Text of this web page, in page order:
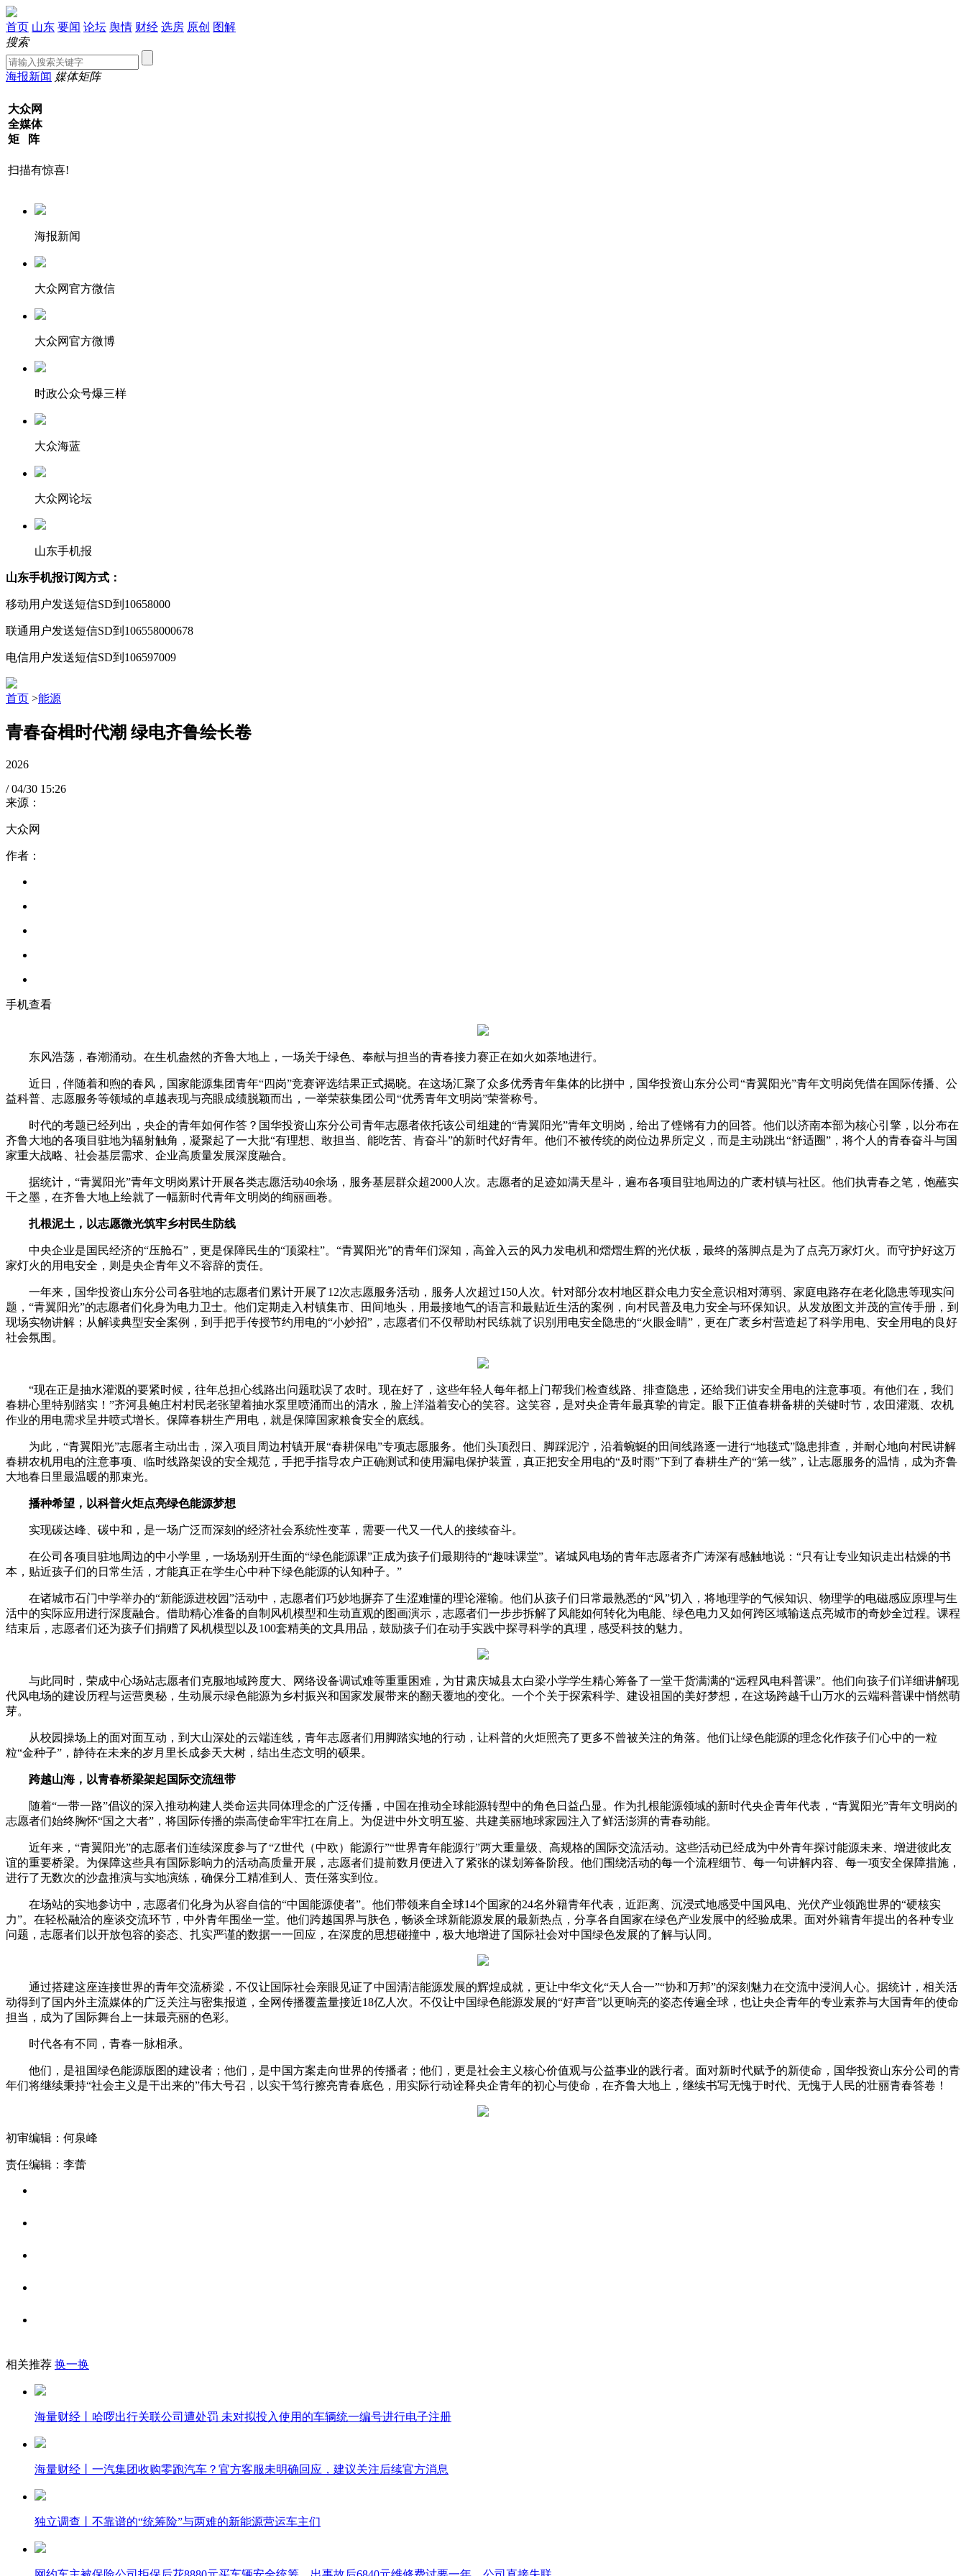
首页 山东 要闻 论坛 舆情 财经 选房 原创 图解
搜索
海报新闻 媒体矩阵
大众网
全媒体
矩 阵
扫描有惊喜!
海报新闻
大众网官方微信
大众网官方微博
时政公众号爆三样
大众海蓝
大众网论坛
山东手机报
山东手机报订阅方式：
移动用户发送短信SD到10658000
联通用户发送短信SD到106558000678
电信用户发送短信SD到106597009
首页 >能源
青春奋楫时代潮 绿电齐鲁绘长卷
2026
/ 04/30 15:26
来源：
大众网
作者：
手机查看
东风浩荡，春潮涌动。在生机盎然的齐鲁大地上，一场关于绿色、奉献与担当的青春接力赛正在如火如荼地进行。
近日，伴随着和煦的春风，国家能源集团青年“四岗”竞赛评选结果正式揭晓。在这场汇聚了众多优秀青年集体的比拼中，国华投资山东分公司“青翼阳光”青年文明岗凭借在国际传播、公
益科普、志愿服务等领域的卓越表现与亮眼成绩脱颖而出，一举荣获集团公司“优秀青年文明岗”荣誉称号。
时代的考题已经列出，央企的青年如何作答？国华投资山东分公司青年志愿者依托该公司组建的“青翼阳光”青年文明岗，给出了铿锵有力的回答。他们以济南本部为核心引擎，以分布在
齐鲁大地的各项目驻地为辐射触角，凝聚起了一大批“有理想、敢担当、能吃苦、肯奋斗”的新时代好青年。他们不被传统的岗位边界所定义，而是主动跳出“舒适圈”，将个人的青春奋斗与国
家重大战略、社会基层需求、企业高质量发展深度融合。
据统计，“青翼阳光”青年文明岗累计开展各类志愿活动40余场，服务基层群众超2000人次。志愿者的足迹如满天星斗，遍布各项目驻地周边的广袤村镇与社区。他们执青春之笔，饱蘸实
干之墨，在齐鲁大地上绘就了一幅新时代青年文明岗的绚丽画卷。
扎根泥土，以志愿微光筑牢乡村民生防线
中央企业是国民经济的“压舱石”，更是保障民生的“顶梁柱”。“青翼阳光”的青年们深知，高耸入云的风力发电机和熠熠生辉的光伏板，最终的落脚点是为了点亮万家灯火。而守护好这万
家灯火的用电安全，则是央企青年义不容辞的责任。
一年来，国华投资山东分公司各驻地的志愿者们累计开展了12次志愿服务活动，服务人次超过150人次。针对部分农村地区群众电力安全意识相对薄弱、家庭电路存在老化隐患等现实问
题，“青翼阳光”的志愿者们化身为电力卫士。他们定期走入村镇集市、田间地头，用最接地气的语言和最贴近生活的案例，向村民普及电力安全与环保知识。从发放图文并茂的宣传手册，到
现场实物讲解；从解读典型安全案例，到手把手传授节约用电的“小妙招”，志愿者们不仅帮助村民练就了识别用电安全隐患的“火眼金睛”，更在广袤乡村营造起了科学用电、安全用电的良好
社会氛围。
“现在正是抽水灌溉的要紧时候，往年总担心线路出问题耽误了农时。现在好了，这些年轻人每年都上门帮我们检查线路、排查隐患，还给我们讲安全用电的注意事项。有他们在，我们
春耕心里特别踏实！”齐河县鲍庄村村民老张望着抽水泵里喷涌而出的清水，脸上洋溢着安心的笑容。这笑容，是对央企青年最真挚的肯定。眼下正值春耕备耕的关键时节，农田灌溉、农机
作业的用电需求呈井喷式增长。保障春耕生产用电，就是保障国家粮食安全的底线。
为此，“青翼阳光”志愿者主动出击，深入项目周边村镇开展“春耕保电”专项志愿服务。他们头顶烈日、脚踩泥泞，沿着蜿蜒的田间线路逐一进行“地毯式”隐患排查，并耐心地向村民讲解
春耕农机用电的注意事项、临时线路架设的安全规范，手把手指导农户正确测试和使用漏电保护装置，真正把安全用电的“及时雨”下到了春耕生产的“第一线”，让志愿服务的温情，成为齐鲁
大地春日里最温暖的那束光。
播种希望，以科普火炬点亮绿色能源梦想
实现碳达峰、碳中和，是一场广泛而深刻的经济社会系统性变革，需要一代又一代人的接续奋斗。
在公司各项目驻地周边的中小学里，一场场别开生面的“绿色能源课”正成为孩子们最期待的“趣味课堂”。诸城风电场的青年志愿者齐广涛深有感触地说：“只有让专业知识走出枯燥的书
本，贴近孩子们的日常生活，才能真正在学生心中种下绿色能源的认知种子。”
在诸城市石门中学举办的“新能源进校园”活动中，志愿者们巧妙地摒弃了生涩难懂的理论灌输。他们从孩子们日常最熟悉的“风”切入，将地理学的气候知识、物理学的电磁感应原理与生
活中的实际应用进行深度融合。借助精心准备的自制风机模型和生动直观的图画演示，志愿者们一步步拆解了风能如何转化为电能、绿色电力又如何跨区域输送点亮城市的奇妙全过程。课程
结束后，志愿者们还为孩子们捐赠了风机模型以及100套精美的文具用品，鼓励孩子们在动手实践中探寻科学的真理，感受科技的魅力。
与此同时，荣成中心场站志愿者们克服地域跨度大、网络设备调试难等重重困难，为甘肃庆城县太白梁小学学生精心筹备了一堂干货满满的“远程风电科普课”。他们向孩子们详细讲解现
代风电场的建设历程与运营奥秘，生动展示绿色能源为乡村振兴和国家发展带来的翻天覆地的变化。一个个关于探索科学、建设祖国的美好梦想，在这场跨越千山万水的云端科普课中悄然萌
芽。
从校园操场上的面对面互动，到大山深处的云端连线，青年志愿者们用脚踏实地的行动，让科普的火炬照亮了更多不曾被关注的角落。他们让绿色能源的理念化作孩子们心中的一粒
粒“金种子”，静待在未来的岁月里长成参天大树，结出生态文明的硕果。
跨越山海，以青春桥梁架起国际交流纽带
随着“一带一路”倡议的深入推动构建人类命运共同体理念的广泛传播，中国在推动全球能源转型中的角色日益凸显。作为扎根能源领域的新时代央企青年代表，“青翼阳光”青年文明岗的
志愿者们始终胸怀“国之大者”，将国际传播的崇高使命牢牢扛在肩上。为促进中外文明互鉴、共建美丽地球家园注入了鲜活澎湃的青春动能。
近年来，“青翼阳光”的志愿者们连续深度参与了“Z世代（中欧）能源行”“世界青年能源行”两大重量级、高规格的国际交流活动。这些活动已经成为中外青年探讨能源未来、增进彼此友
谊的重要桥梁。为保障这些具有国际影响力的活动高质量开展，志愿者们提前数月便进入了紧张的谋划筹备阶段。他们围绕活动的每一个流程细节、每一句讲解内容、每一项安全保障措施，
进行了无数次的沙盘推演与实地演练，确保分工精准到人、责任落实到位。
在场站的实地参访中，志愿者们化身为从容自信的“中国能源使者”。他们带领来自全球14个国家的24名外籍青年代表，近距离、沉浸式地感受中国风电、光伏产业领跑世界的“硬核实
力”。在轻松融洽的座谈交流环节，中外青年围坐一堂。他们跨越国界与肤色，畅谈全球新能源发展的最新热点，分享各自国家在绿色产业发展中的经验成果。面对外籍青年提出的各种专业
问题，志愿者们以开放包容的姿态、扎实严谨的数据一一回应，在深度的思想碰撞中，极大地增进了国际社会对中国绿色发展的了解与认同。
通过搭建这座连接世界的青年交流桥梁，不仅让国际社会亲眼见证了中国清洁能源发展的辉煌成就，更让中华文化“天人合一”“协和万邦”的深刻魅力在交流中浸润人心。据统计，相关活
动得到了国内外主流媒体的广泛关注与密集报道，全网传播覆盖量接近18亿人次。不仅让中国绿色能源发展的“好声音”以更响亮的姿态传遍全球，也让央企青年的专业素养与大国青年的使命
担当，成为了国际舞台上一抹最亮丽的色彩。
时代各有不同，青春一脉相承。
他们，是祖国绿色能源版图的建设者；他们，是中国方案走向世界的传播者；他们，更是社会主义核心价值观与公益事业的践行者。面对新时代赋予的新使命，国华投资山东分公司的青
年们将继续秉持“社会主义是干出来的”伟大号召，以实干笃行擦亮青春底色，用实际行动诠释央企青年的初心与使命，在齐鲁大地上，继续书写无愧于时代、无愧于人民的壮丽青春答卷！
初审编辑：何泉峰
责任编辑：李蕾
相关推荐 换一换
海量财经丨哈啰出行关联公司遭处罚 未对拟投入使用的车辆统一编号进行电子注册
海量财经丨一汽集团收购零跑汽车？官方客服未明确回应，建议关注后续官方消息
独立调查丨不靠谱的“统筹险”与两难的新能源营运车主们